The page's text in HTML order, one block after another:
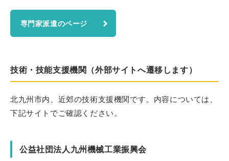
専門家派遣のページ
技術・技能支援機関（外部サイトへ遷移します）
北九州市内、近郊の技術支援機関です。内容については、
下記サイトでご確認ください。
公益社団法人九州機械工業振興会